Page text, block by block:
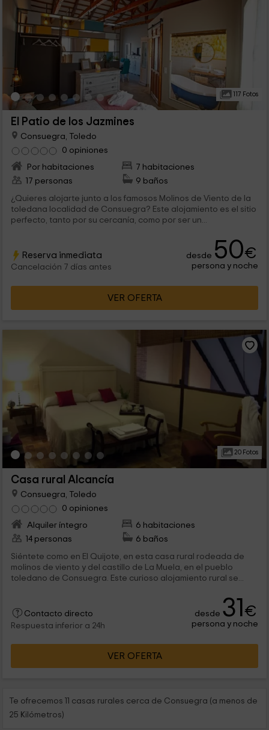
117 Fotos
El Patio de los Jazmines
Consuegra, Toledo
0 opiniones
Por habitaciones
7 habitaciones
17 personas
9 baños
¿Quieres alojarte junto a los famosos Molinos de Viento de la
toledana localidad de Consuegra? Este alojamiento es el sitio
perfecto, tanto por su cercanía, como por ser un...
Reserva inmediata
Cancelación 7 días antes
desde 50€
persona y noche
VER OFERTA
20 Fotos
Casa rural Alcancía
Consuegra, Toledo
0 opiniones
Alquiler íntegro
6 habitaciones
14 personas
6 baños
Siéntete como en El Quijote, en esta casa rural rodeada de
molinos de viento y del castillo de La Muela, en el pueblo
toledano de Consuegra. Este curioso alojamiento rural se...
Contacto directo
Respuesta inferior a 24h
desde 31€
persona y noche
VER OFERTA
Te ofrecemos 11 casas rurales cerca de Consuegra (a menos de
25 Kilómetros)